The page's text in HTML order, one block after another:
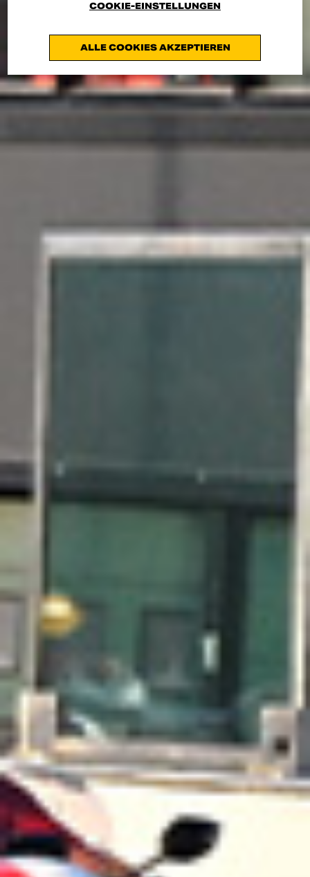
ALLE COOKIES AKZEPTIEREN
COOKIE-EINSTELLUNGEN